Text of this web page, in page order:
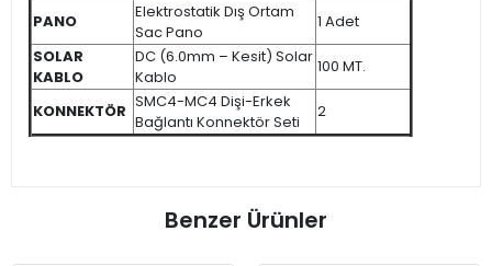
PANO
Elektrostatik Dış Ortam
Sac Pano
1 Adet
SOLAR
KABLO
DC (6.0mm – Kesit) Solar
Kablo
100 MT.
KONNEKTÖR SMC4-MC4 Dişi-Erkek
Bağlantı Konnektör Seti
2
Benzer Ürünler